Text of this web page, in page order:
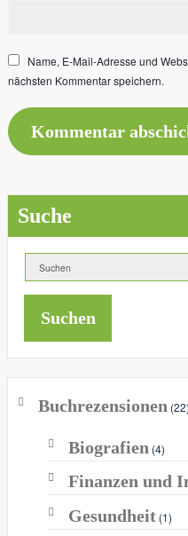
Name, E-Mail-Adresse und
nächsten Kommentar speichern.
Suche
Suchen
Buchrezensionen (22)
Biografien (4)
Finanzen und
Gesundheit(1)